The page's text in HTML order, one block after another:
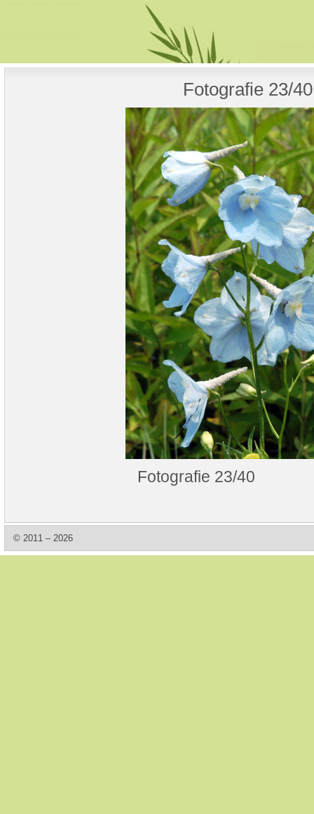
Fotografie 23/40
Fotografie 23/40
© 2011 – 2026